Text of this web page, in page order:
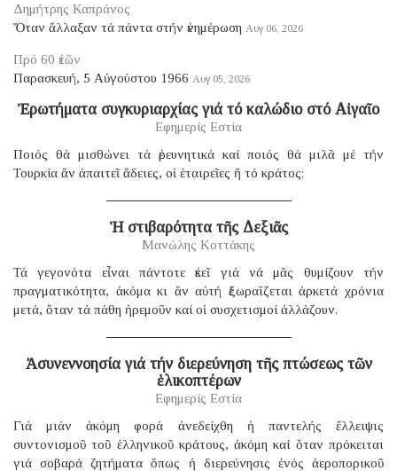
Δημήτρης Καπράνος
Ὅταν ἄλλαξαν τά πάντα στήν ἐνημέρωση Αυγ 06, 2026
Πρό 60 ἐτῶν
Παρασκευή, 5 Αὐγούστου 1966 Αυγ 05, 2026
Ἐρωτήματα συγκυριαρχίας γιά τό καλώδιο στό Αἰγαῖο
Εφημερίς Εστία
Ποιός θά μισθώνει τά ἐρευνητικά καί ποιός θά μιλᾶ μέ τήν
Τουρκία ἄν ἀπαιτεῖ ἄδειες, οἱ ἑταιρεῖες ἤ τό κράτος;
Ἡ στιβαρότητα τῆς Δεξιᾶς
Μανώλης Κοττάκης
Τά γεγονότα εἶναι πάντοτε ἐκεῖ γιά νά μᾶς θυμίζουν τήν
πραγματικότητα, ἀκόμα κι ἄν αὐτή ἐξωραΐζεται ἀρκετά χρόνια
μετά, ὅταν τά πάθη ἠρεμοῦν καί οἱ συσχετισμοί ἀλλάζουν.
Ἀσυνεννοησία γιά τήν διερεύνηση τῆς πτώσεως τῶν
ἑλικοπτέρων
Εφημερίς Εστία
Γιά μιάν ἀκόμη φορά ἀνεδείχθη ἡ παντελής ἔλλειψις
συντονισμοῦ τοῦ ἑλληνικοῦ κράτους, ἀκόμη καί ὅταν πρόκειται
γιά σοβαρά ζητήματα ὅπως ἡ διερεύνησις ἑνός ἀεροπορικοῦ